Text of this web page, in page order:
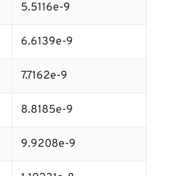
5.5116e-9
6.6139e-9
7.7162e-9
8.8185e-9
9.9208e-9